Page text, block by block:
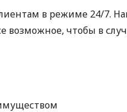
в режиме 24/7.
возможное, чтобы в